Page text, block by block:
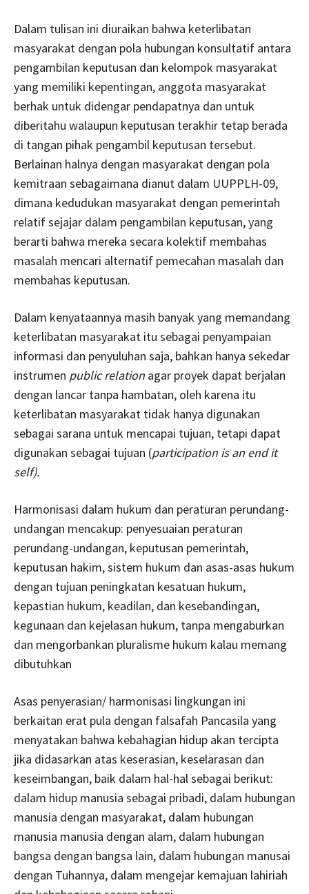
Dalam tulisan ini diuraikan bahwa keterlibatan
masyarakat dengan pola hubungan konsultatif antara
pengambilan keputusan dan kelompok masyarakat
yang memiliki kepentingan, anggota masyarakat
berhak untuk didengar pendapatnya dan untuk
diberitahu walaupun keputusan terakhir tetap berada
di tangan pihak pengambil keputusan tersebut.
Berlainan halnya dengan masyarakat dengan pola
kemitraan sebagaimana dianut dalam UUPPLH-09,
dimana kedudukan masyarakat dengan pemerintah
relatif sejajar dalam pengambilan keputusan, yang
berarti bahwa mereka secara kolektif membahas
masalah mencari alternatif pemecahan masalah dan
membahas keputusan.
Dalam kenyataannya masih banyak yang memandang
keterlibatan masyarakat itu sebagai penyampaian
informasi dan penyuluhan saja, bahkan hanya sekedar
instrumen public relation agar proyek dapat berjalan
dengan lancar tanpa hambatan, oleh karena itu
keterlibatan masyarakat tidak hanya digunakan
sebagai sarana untuk mencapai tujuan, tetapi dapat
digunakan sebagai tujuan (participation is an end it
self).
Harmonisasi dalam hukum dan peraturan perundang-
undangan mencakup: penyesuaian peraturan
perundang-undangan, keputusan pemerintah,
keputusan hakim, sistem hukum dan asas-asas hukum
dengan tujuan peningkatan kesatuan hukum,
kepastian hukum, keadilan, dan kesebandingan,
kegunaan dan kejelasan hukum, tanpa mengaburkan
dan mengorbankan pluralisme hukum kalau memang
dibutuhkan
Asas penyerasian/ harmonisasi lingkungan ini
berkaitan erat pula dengan falsafah Pancasila yang
menyatakan bahwa kebahagian hidup akan tercipta
jika didasarkan atas keserasian, keselarasan dan
keseimbangan, baik dalam hal-hal sebagai berikut:
dalam hidup manusia sebagai pribadi, dalam hubungan
manusia dengan masyarakat, dalam hubungan
manusia manusia dengan alam, dalam hubungan
bangsa dengan bangsa lain, dalam hubungan manusai
dengan Tuhannya, dalam mengejar kemajuan lahiriah